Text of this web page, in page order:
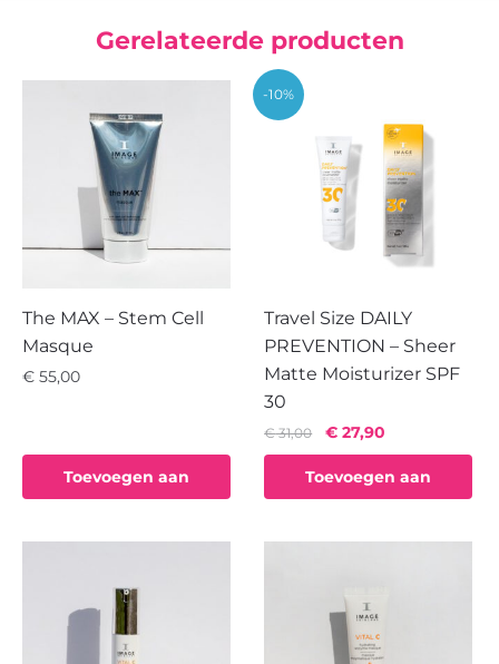
Gerelateerde producten
The MAX – Stem Cell
Masque
€ 55,00
Toevoegen aan
-10%
Travel Size DAILY
PREVENTION – Sheer
Matte Moisturizer SPF
30
€31,00
Oorspronkelijke
prijs
was:
€ 31,00.
€ 27,90
prijs
is:
€ 27,90.
Toevoegen aan